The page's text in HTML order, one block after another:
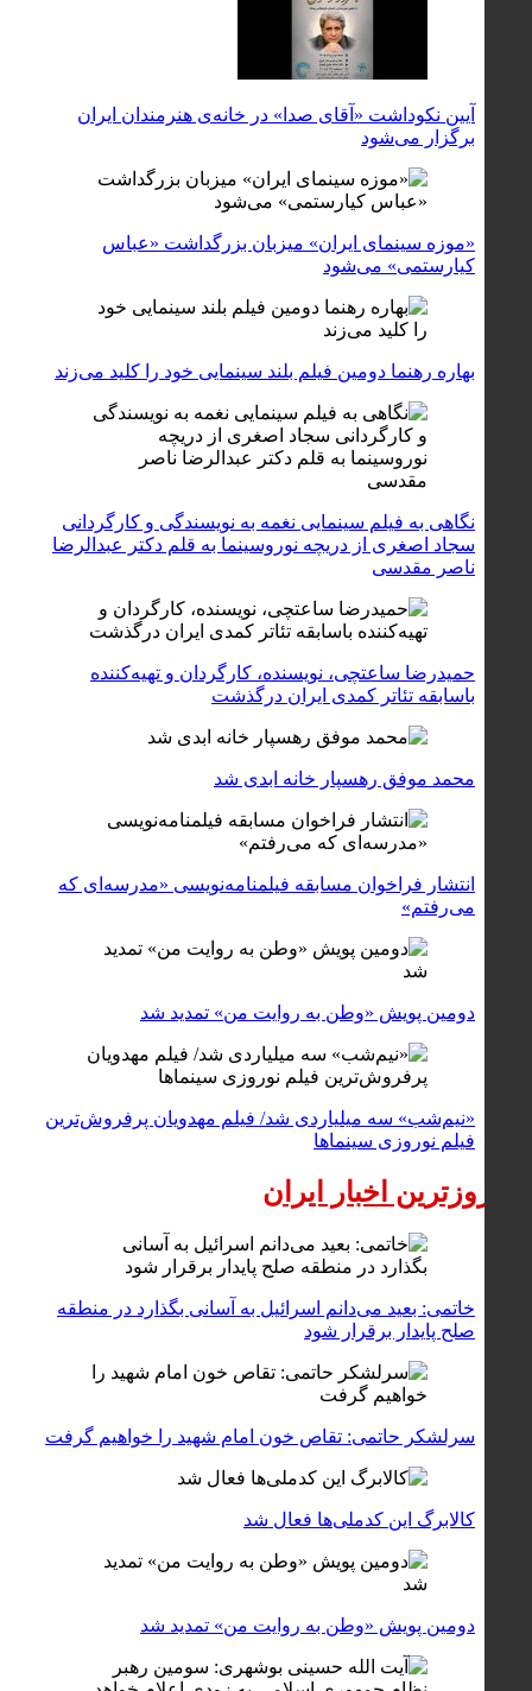
آیین نکوداشت «آقای صدا» در خانه‌ی هنرمندان ایران
برگزار می‌شود
«موزه سینمای ایران» میزبان بزرگداشت «عباس
کیارستمی» می‌شود
بهاره رهنما دومین فیلم بلند سینمایی خود را کلید می‌زند
نگاهی به فیلم سینمایی نغمه به نویسندگی و کارگردانی
سجاد اصغری از دریچه نوروسینما به قلم دکتر عبدالرضا
ناصر مقدسی
حمیدرضا ساعتچی، نویسنده، کارگردان و تهیه‌کننده
باسابقه تئاتر کمدی ایران درگذشت
محمد موفق رهسپار خانه ابدی شد
انتشار فراخوان مسابقه فیلمنامه‌نویسی «مدرسه‌ای که
می‌رفتم»
دومین پویش «وطن به روایت من» تمدید شد
«نیم‌شب» سه میلیاردی شد/ فیلم مهدویان پرفروش‌ترین
فیلم نوروزی سینماها
به روزترین اخبار ایران
خاتمی: بعید می‌دانم اسرائیل به آسانی بگذارد در منطقه
صلح پایدار برقرار شود
سرلشکر حاتمی: تقاص خون امام شهید را خواهیم گرفت
کالابرگ این کدملی‌ها فعال شد
دومین پویش «وطن به روایت من» تمدید شد